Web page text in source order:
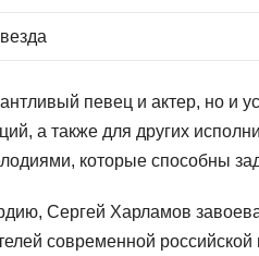
певец и актер, но и
а также для других
которые способны
Сергей Харламов
современной